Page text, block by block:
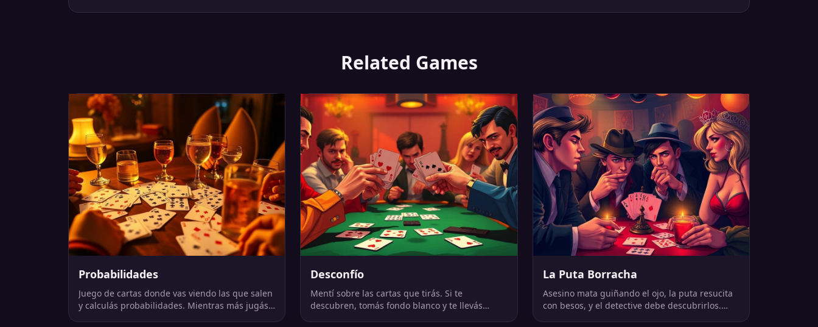
Related Games
Probabilidades
Juego de cartas donde vas viendo las que salen
y calculás probabilidades. Mientras más jugás,
Desconfío
Mentí sobre las cartas que tirás. Si te
descubren, tomás fondo blanco y te llevás
La Puta Borracha
Asesino mata guiñando el ojo, la puta resucita
con besos, y el detective debe descubrirlos.